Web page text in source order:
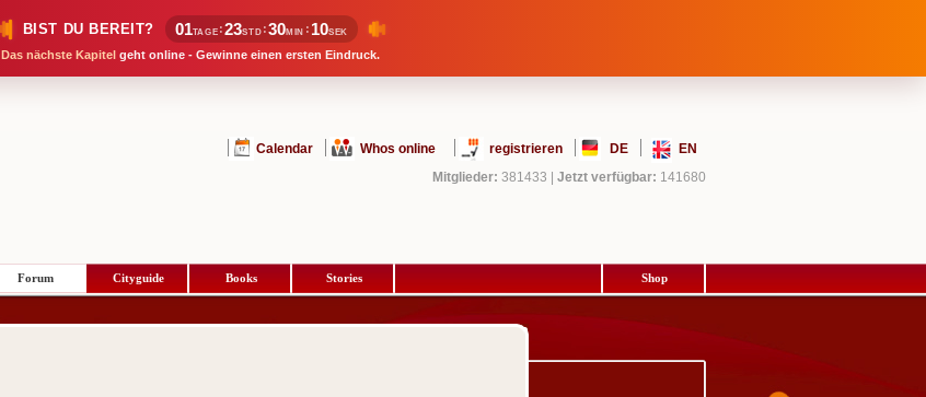
BIST DU BEREIT? 01TAGE :23STD :30MIN : 10SEK
Das nächste Kapitel geht online - Gewinne einen ersten Eindruck.
Calendar Whos online registrieren DE
EN
Mitglieder: 381433 Jetzt verfügbar: 141680
Forum Cityguide Books Stories Shop